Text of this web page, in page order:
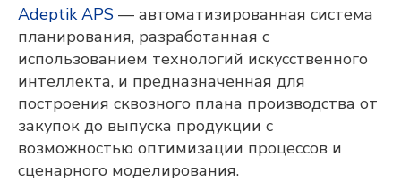
Adeptik APS — автоматизированная система
планирования, разработанная с
использованием технологий искусственного
интеллекта, и предназначенная для
построения сквозного плана производства от
закупок до выпуска продукции с
возможностью оптимизации процессов и
сценарного моделирования.